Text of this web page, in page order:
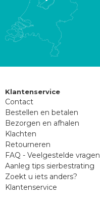
Klantenservice
Contact
Bestellen en betalen
Bezorgen en afhalen
Klachten
Retourneren
FAQ - Veelgestelde vragen
Aanleg tips sierbestrating
Zoekt u iets anders?
Klantenservice